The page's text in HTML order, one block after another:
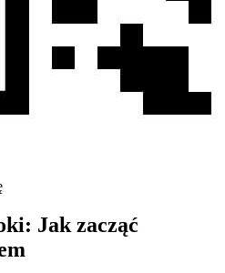
Jak zacząć